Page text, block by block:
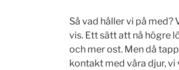
Så vad håller vi på
vis. Ett sätt att nå högre
och mer ost. Men då
kontakt med våra djur,